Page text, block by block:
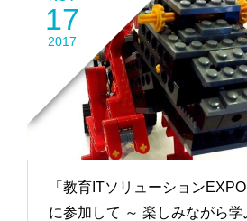
17
2017
「教育ITソリューションEXPO
に参加して ～ 楽しみながら学